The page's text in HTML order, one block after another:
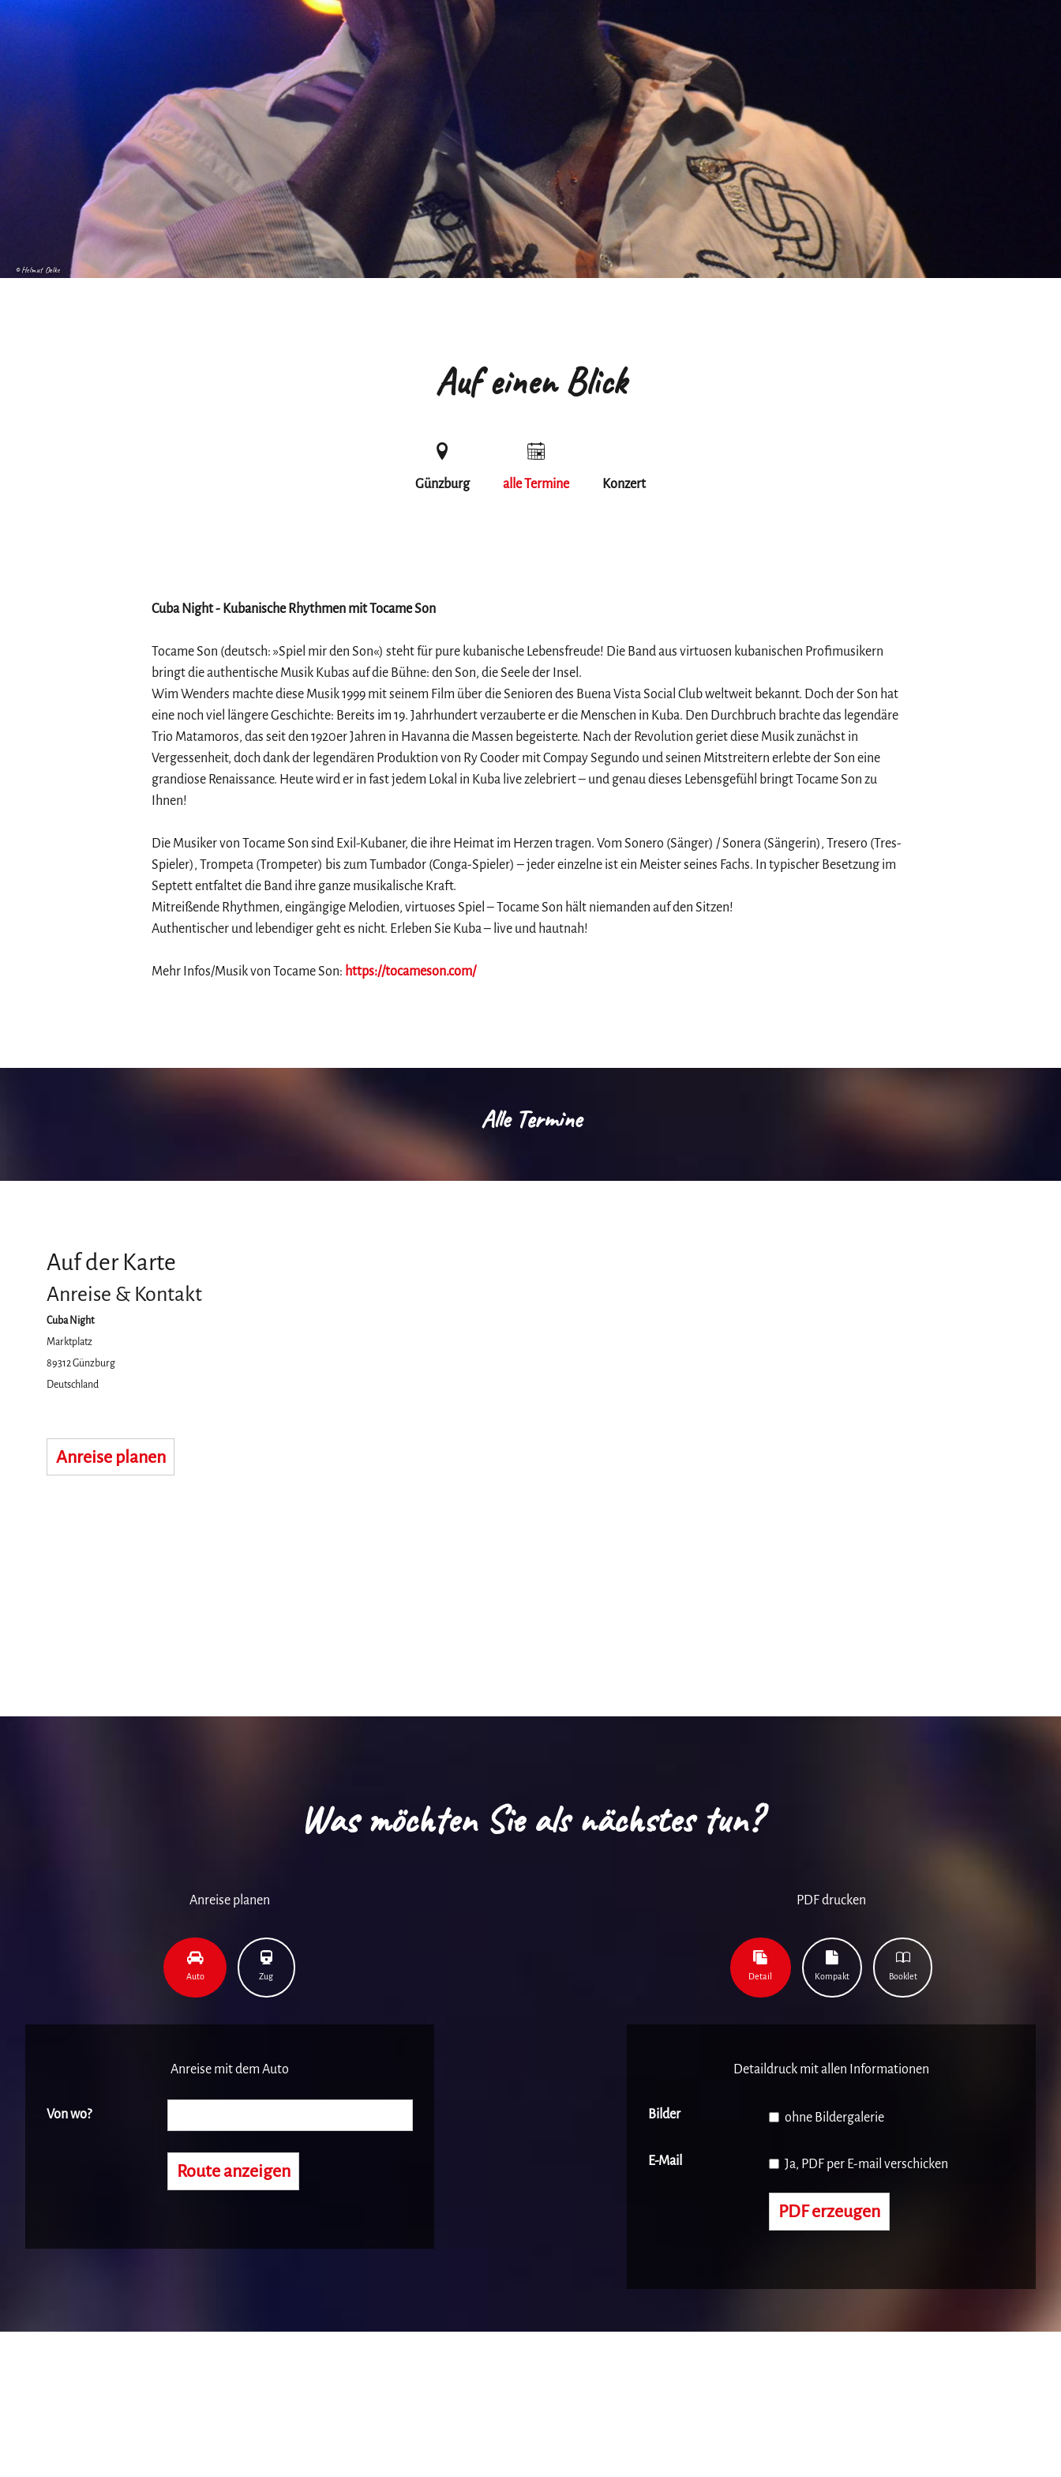
© Helmut Oelke
Auf einen Blick
Günzburg alle Termine Konzert
Cuba Night - Kubanische Rhythmen mit Tocame Son
Tocame Son (deutsch: »Spiel mir den Son«) steht für pure kubanische Lebensfreude! Die Band aus virtuosen kubanischen Profimusikern
bringt die authentische Musik Kubas auf die Bühne: den Son, die Seele der Insel.
Wim Wenders machte diese Musik 1999 mit seinem Film über die Senioren des Buena Vista Social Club weltweit bekannt. Doch der Son hat
eine noch viel längere Geschichte: Bereits im 19. Jahrhundert verzauberte er die Menschen in Kuba. Den Durchbruch brachte das legendäre
Trio Matamoros, das seit den 1920er Jahren in Havanna die Massen begeisterte. Nach der Revolution geriet diese Musik zunächst in
Vergessenheit, doch dank der legendären Produktion von Ry Cooder mit Compay Segundo und seinen Mitstreitern erlebte der Son eine
grandiose Renaissance. Heute wird er in fast jedem Lokal in Kuba live zelebriert – und genau dieses Lebensgefühl bringt Tocame Son zu
Ihnen!
Die Musiker von Tocame Son sind Exil-Kubaner, die ihre Heimat im Herzen tragen. Vom Sonero (Sänger) / Sonera (Sängerin), Tresero (Tres-
Spieler), Trompeta (Trompeter) bis zum Tumbador (Conga-Spieler) – jeder einzelne ist ein Meister seines Fachs. In typischer Besetzung im
Septett entfaltet die Band ihre ganze musikalische Kraft.
Mitreißende Rhythmen, eingängige Melodien, virtuoses Spiel – Tocame Son hält niemanden auf den Sitzen!
Authentischer und lebendiger geht es nicht. Erleben Sie Kuba – live und hautnah!
Mehr Infos/Musik von Tocame Son: https://tocameson.com/
Alle Termine
Auf der Karte
Anreise & Kontakt
Cuba Night
Marktplatz
89312Günzburg
Deutschland
Anreise planen
Was möchten Sie als nächstes tun?
Anreise planen
Auto Zug
Anreise mit dem Auto
Von wo?
Route anzeigen
PDF drucken
Detail Kompakt Booklet
Detaildruck mit allen Informationen
Bilder ohne Bildergalerie
E-Mail Ja, PDF per E-mail verschicken
PDF erzeugen